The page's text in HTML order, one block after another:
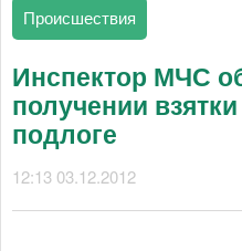
Происшествия
Инспектор МЧС
получении
подлоге
12:13 03.12.2012